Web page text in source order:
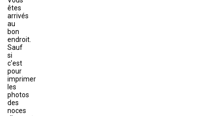
êtes
arrivés
au
bon
endroit.
Sauf
si
c'est
pour
imprimer
les
photos
des
noces